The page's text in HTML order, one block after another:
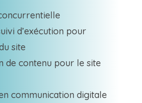
d’exécution pour
site
de contenu pour le site
communication digitale